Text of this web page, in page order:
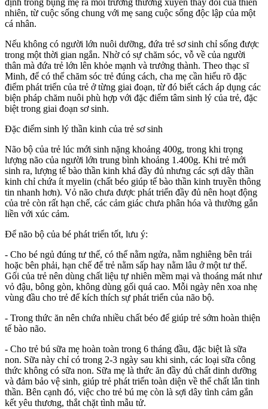
định trong bụng mẹ ra môi trường thường xuyên thay đổi của thiên
nhiên, từ cuộc sống chung với mẹ sang cuộc sống độc lập của một
cá nhân.
Nếu không có người lớn nuôi dưỡng, đứa trẻ sơ sinh chỉ sống được
trong một thời gian ngắn. Nhờ có sự chăm sóc, vỗ về của người
thân mà đứa trẻ lớn lên khỏe mạnh và trưởng thành. Theo thạc sĩ
Minh, để có thể chăm sóc trẻ đúng cách, cha mẹ cần hiểu rõ đặc
điểm phát triển của trẻ ở từng giai đoạn, từ đó biết cách áp dụng các
biện pháp chăm nuôi phù hợp với đặc điểm tâm sin‌ּh l‌ּý của trẻ, đặc
biệt trong giai đoạn sơ sinh.
Đặc điểm sin‌ּh l‌ּý thần kinh của trẻ sơ sinh
Não bộ của trẻ lúc mới sinh nặng khoảng 400g, trong khi trọng
lượng não của người lớn trung bình khoảng 1.400g. Khi trẻ mới
sinh ra, lượng tế bào thần kinh khá đầy đủ nhưng các sợi dây thần
kinh chỉ chứa ít myelin (chất béo giúp tế bào thần kinh truyền thông
tin nhanh hơn). Vỏ não chưa được phát triển đầy đủ nên hoạt động
của trẻ còn rất hạn chế, các cảm giác chưa phân hóa và thường gắn
liền với xúc cảm.
Để não bộ của bé phát triển tốt, lưu ý:
- Cho bé ngủ đúng tư thế, có thể nằm ngửa, nằm nghiêng bên trái
hoặc bên phải, hạn chế để trẻ nằm sấp hay nằm lâu ở một tư thế.
Gối của trẻ nên dùng chất liệu tự nhiên mềm mại và thoáng mát như
vỏ đậu, bông gòn, không dùng gối quá cao. Mỗi ngày nên xoa nhẹ
vùng đầu cho trẻ để kích thích sự phát triển của não bộ.
- Trong thức ăn nên chứa nhiều chất béo để giúp trẻ sớm hoàn thiện
tế bào não.
- Cho trẻ bú sữa mẹ hoàn toàn trong 6 tháng đầu, đặc biệt là sữa
non. Sữa này chỉ có trong 2-3 ngày sau khi sinh, các loại sữa công
thức không có sữa non. Sữa mẹ là thức ăn đầy đủ chất dinh dưỡng
và đảm bảo vệ sinh, giúp trẻ phát triển toàn diện về thể chất lẫn tinh
thần. Bên cạnh đó, việc cho trẻ bú mẹ còn là sợi dây tình cảm gắn
kết yêu thương, thắt chặt tình mẫu tử.